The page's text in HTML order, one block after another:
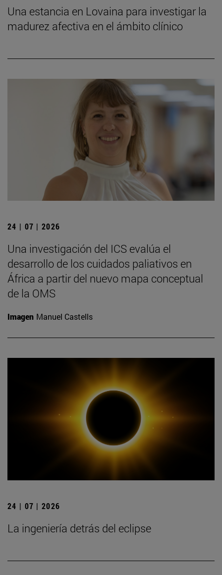
Una estancia en Lovaina para investigar la
madurez afectiva en el ámbito clínico
24 | 07 | 2026
Una investigación del ICS evalúa el
desarrollo de los cuidados paliativos en
África a partir del nuevo mapa conceptual
de la OMS
Imagen Manuel Castells
24 | 07 | 2026
La ingeniería detrás del eclipse